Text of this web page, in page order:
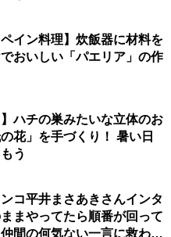
ペイン料理】炊飯器に材料を
おいしい「パエリア」の作
】ハチの巣みたいな立体のお
花」を手づくり！ 暑い日
う
コ平井まさあきさんインタ
まやってたら順番が回って
間の何気ない一言に救われ